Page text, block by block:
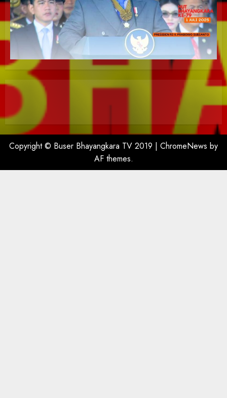
Copyright © Buser Bhayangkara TV 2019 | ChromeNews by
AF themes.